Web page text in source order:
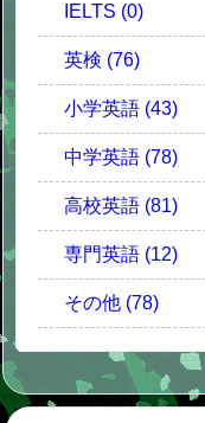
IELTS (0)
英検 (76)
小学英語 (43)
中学英語 (78)
高校英語 (81)
専門英語 (12)
その他 (78)